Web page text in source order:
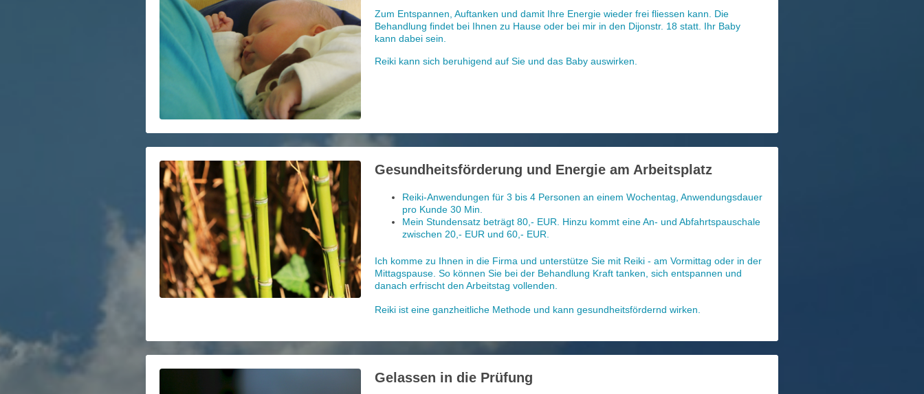
Zum Entspannen, Auftanken und damit Ihre Energie wieder frei fliessen kann. Die
Behandlung findet bei Ihnen zu Hause oder bei mir in den Dijonstr. 18 statt. Ihr Baby
kann dabei sein.
Reiki kann sich beruhigend auf Sie und das Baby auswirken.
Gesundheitsförderung und Energie am Arbeitsplatz
Reiki-Anwendungen für 3 bis 4 Personen an einem Wochentag, Anwendungsdauer
pro Kunde 30 Min.
Mein Stundensatz beträgt 80,- EUR. Hinzu kommt eine An- und Abfahrtspauschale
zwischen 20,- EUR und 60,- EUR.
Ich komme zu Ihnen in die Firma und unterstütze Sie mit Reiki - am Vormittag oder in der
Mittagspause. So können Sie bei der Behandlung Kraft tanken, sich entspannen und
danach erfrischt den Arbeitstag vollenden.
Reiki ist eine ganzheitliche Methode und kann gesundheitsfördernd wirken.
Gelassen in die Prüfung